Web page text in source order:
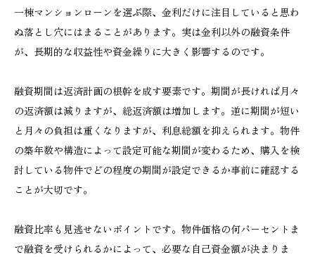
一棟マンションローンを選ぶ際、金利だけに注目していると思わ
ぬ落とし穴にはまることがあります。実は金利以外の融資条件
が、長期的な収益性や資金繰りに大きく影響するのです。
融資期間は返済計画の根幹を成す要素です。期間が長ければ月々
の返済額は減りますが、総返済額は増加します。逆に期間が短い
と月々の負担は重くなりますが、利息総額を抑えられます。物件
の築年数や構造によって設定可能な期間が変わるため、購入を検
討している物件でどの程度の期間が設定できるか事前に確認する
ことが大切です。
融資比率も見逃せないポイントです。物件価格の何パーセントま
で融資を受けられるかによって、必要な自己資金額が決まりま